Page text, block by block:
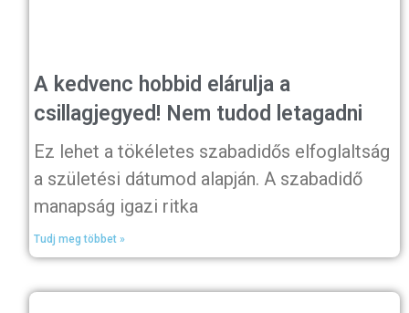
A kedvenc hobbid elárulja a
csillagjegyed! Nem tudod letagadni
Ez lehet a tökéletes szabadidős elfoglaltság
a születési dátumod alapján. A szabadidő
manapság igazi ritka
Tudj meg többet »